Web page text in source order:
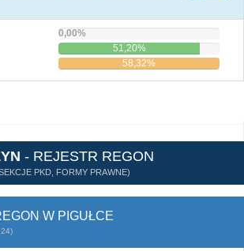
0,00%
51,20%
58,32%
- REJESTR REGON
PKD, FORMY PRAWNE)
W PIGUŁCE